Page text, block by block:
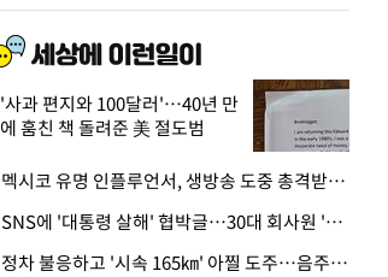
'사과 편지와 100달러'…40년 만
에 훔친 책 돌려준 美 절도범
· 멕시코 유명 인플루언서, 생방송 도중 총격받아 사망
· SNS에 '대통령 살해' 협박글…30대 회사원 '불구속 송치'
· 정차 불응하고 '시속 165㎞' 아찔 도주…음주운전자 체포